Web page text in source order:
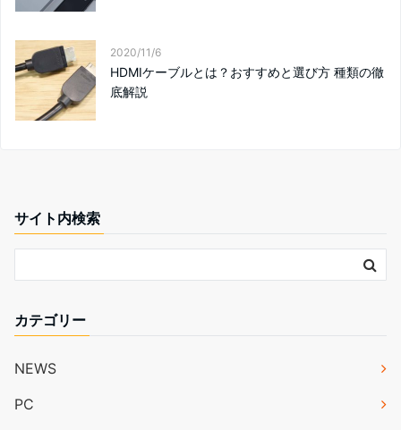
2020/11/6
HDMIケーブルとは？おすすめと選び方 種類の徹
底解説
サイト内検索
カテゴリー
NEWS
PC